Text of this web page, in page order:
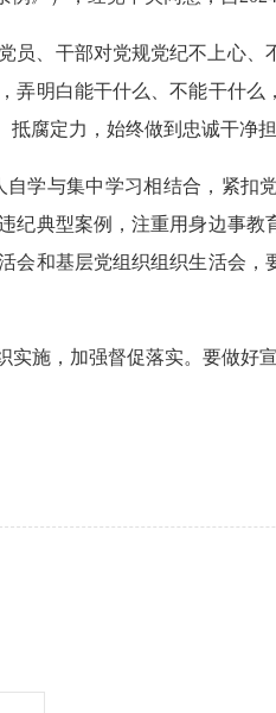
员、干部对党规党纪不上心
明白能干什么、不能干什
腐定力，始终做到忠诚干净担
学与集中学习相结合，紧扣
典型案例，注重用身边事
会和基层党组织组织生活会
施，加强督促落实。要做好